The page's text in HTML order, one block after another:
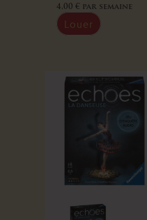
4,00 € par semaine
Louer